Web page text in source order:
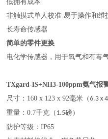
低拥有成本
非触摸式单人校准-易于操作和维
长寿命传感器
简单的零件更换
电化学传感器，用于氧气和有毒
TXgard-IS+NH3-100ppm氨气报
尺寸 ： 160 x 123 x 92毫米（6.3 x
重量 ：0.7千克（ 1.5磅）
防护等级 ：IP65